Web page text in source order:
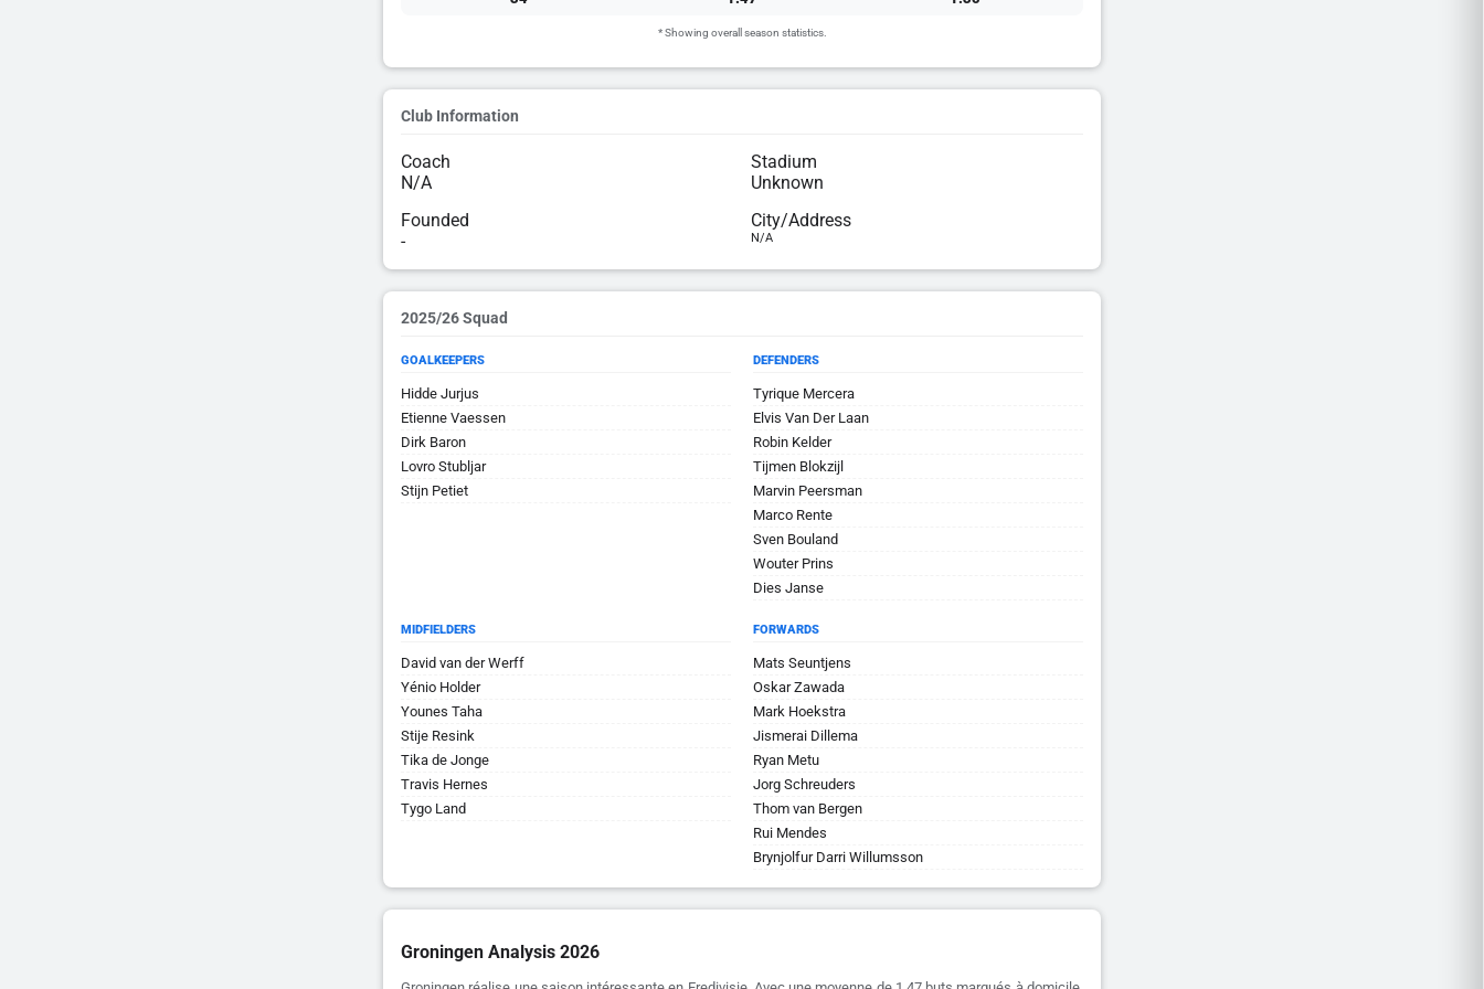
* Showing overall season statistics.
Club Information
Coach
N/A
Stadium
Unknown
Founded
-
City/Address
N/A
2025/26 Squad
GOALKEEPERS
Hidde Jurjus
Etienne Vaessen
Dirk Baron
Lovro Stubljar
Stijn Petiet
DEFENDERS
Tyrique Mercera
Elvis Van Der Laan
Robin Kelder
Tijmen Blokzijl
Marvin Peersman
Marco Rente
Sven Bouland
Wouter Prins
Dies Janse
MIDFIELDERS
David van der Werff
Yénio Holder
Younes Taha
Stije Resink
Tika de Jonge
Travis Hernes
Tygo Land
FORWARDS
Mats Seuntjens
Oskar Zawada
Mark Hoekstra
Jismerai Dillema
Ryan Metu
Jorg Schreuders
Thom van Bergen
Rui Mendes
Brynjolfur Darri Willumsson
Groningen Analysis 2026